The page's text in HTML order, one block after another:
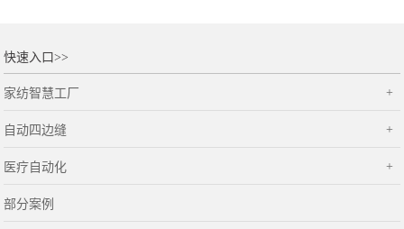
快速入口>>
家纺智慧工厂
自动四边缝
医疗自动化
部分案例